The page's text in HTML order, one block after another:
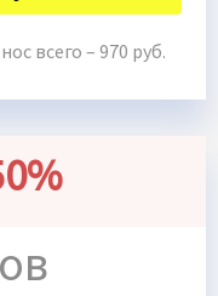
всего – 970 руб.